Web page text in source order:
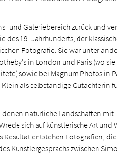
und Galeriebereich zurück und
des 19. Jahrhunderts, der
Fotografie. Sie war unter
in London und Paris (wo sie
sowie bei Magnum Photos in
als selbständige Gutachterin
natürliche Landschaften mit
sich auf künstlerische Art und
Resultat entstehen Fotografien,
Künstlergesprächs zwischen